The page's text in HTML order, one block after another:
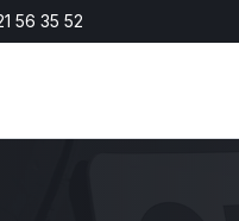
56 35 52